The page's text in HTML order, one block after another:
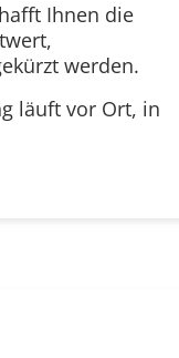
Ihnen die
werden.
läuft vor Ort, in